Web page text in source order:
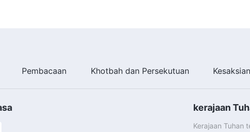
Pembacaan Khotbah dan Persekutuan Kesaksian
kerajaan
Kerajaan Tuhan